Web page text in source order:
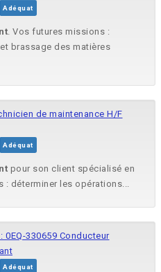
Adéquat
. Vos futures missions :
brassage des matières
de maintenance H/F
Adéquat
pour son client spécialisé en
: déterminer les opérations...
0EQ-330659 Conducteur
Adéquat